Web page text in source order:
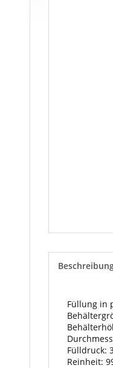
Füllung in
Fülldruck:
Reinheit: